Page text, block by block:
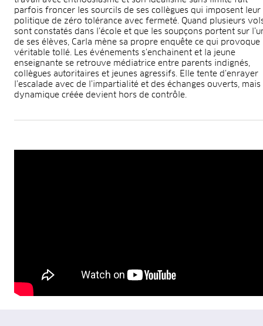
parfois froncer les sourcils de ses collègues qui imposent leur
politique de zéro tolérance avec fermeté. Quand plusieurs
sont constatés dans l’école et que les soupçons portent sur
de ses élèves, Carla mène sa propre enquête ce qui provoque
véritable tollé. Les événements s’enchainent et la jeune
enseignante se retrouve médiatrice entre parents indignés,
collègues autoritaires et jeunes agressifs. Elle tente d’enrayer
l’escalade avec de l’impartialité et des échanges ouverts, mais
dynamique créée devient hors de contrôle.